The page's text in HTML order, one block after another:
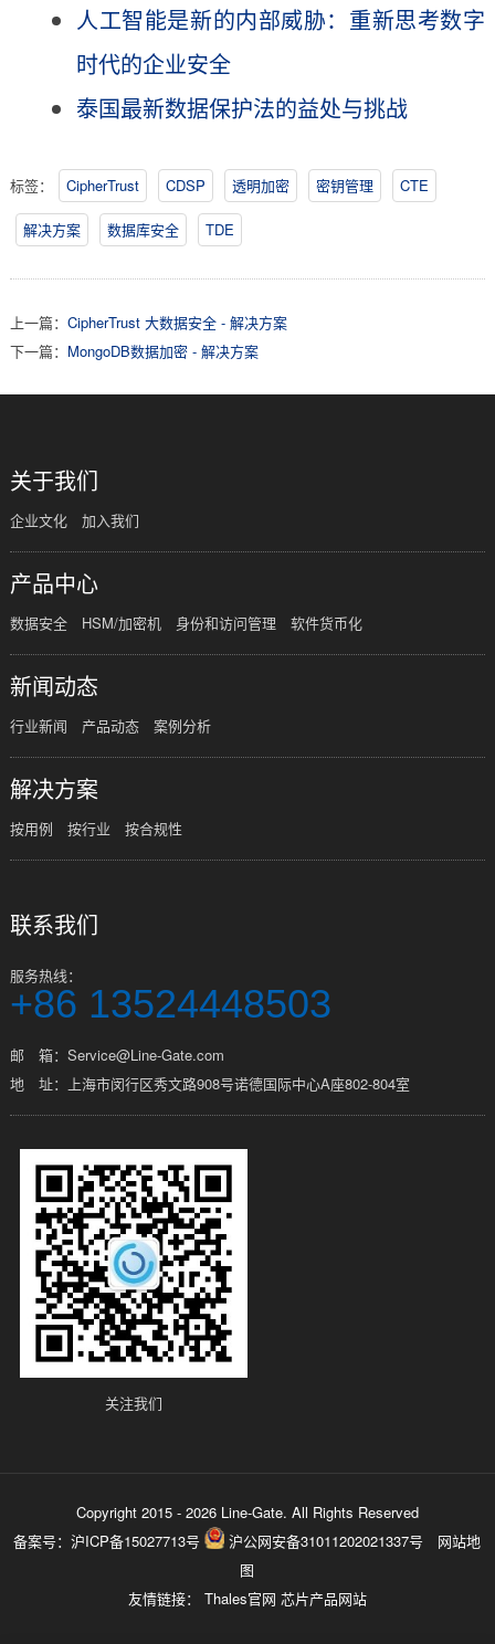
人工智能是新的内部威胁：重新思考数字
时代的企业安全
泰国最新数据保护法的益处与挑战
标签： CipherTrust CDSP 透明加密 密钥管理 CTE
解决方案 数据库安全 TDE
上一篇： CipherTrust 大数据安全 - 解决方案
下一篇： MongoDB数据加密 - 解决方案
关于我们
企业文化 加入我们
产品中心
数据安全 HSM/加密机 身份和访问管理 软件货币化
新闻动态
行业新闻 产品动态 案例分析
解决方案
按用例 按行业 按合规性
联系我们
服务热线：
+86 13524448503
邮 箱：Service@Line-Gate.com
地 址：上海市闵行区秀文路908号诺德国际中心A座802-804室
关注我们
Copyright 2015 - 2026 Line-Gate. All Rights Reserved
备案号：沪ICP备15027713号 沪公网安备31011202021337号
网站地
图
友情链接： Thales官网 芯片产品网站